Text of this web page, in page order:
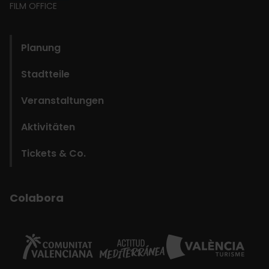
FILM OFFICE
Planung
Stadtteile
Veranstaltungen
Aktivitäten
Tickets & Co.
Colabora